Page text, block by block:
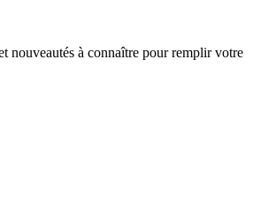
nouveautés à connaître pour remplir votre